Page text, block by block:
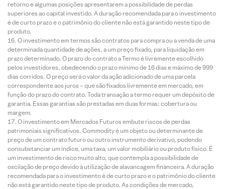
retorno e algumas posições apresentarem a possibilidade de perdas
superiores ao capital investido. A duração recomendada para o investimento
é de curto prazo e o patrimônio do cliente não está garantido neste tipo de
produto.
O investimento em termos são contratos para compra ou a venda de uma
determinada quantidade de ações, a um preço fixado, para liquidação em
prazo determinado. O prazo do contrato a Termo é livremente escolhido
pelos investidores, obedecendo o prazo mínimo de 16 dias e máximo de 999
dias corridos. O preço será o valor da ação adicionado de uma parcela
correspondente aos juros – que são fixados livremente em mercado, em
função do prazo do contrato. Toda transação a termo requer um depósito de
garantia. Essas garantias são prestadas em duas formas: cobertura ou
margem.
O investimento em Mercados Futuros embute riscos de perdas
patrimoniais significativos. Commodity é um objeto ou determinante de
preço de um contrato futuro ou outro instrumento derivativo, podendo
consubstanciar um índice, uma taxa, um valor mobiliário ou produto físico. É
um investimento de risco muito alto, que contempla a possibilidade de
oscilação de preço devido à utilização de alavancagem financeira. A duração
recomendada para o investimento é de curto prazo e o patrimônio do cliente
não está garantido neste tipo de produto. As condições de mercado,